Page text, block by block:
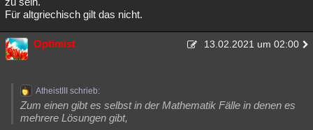
Für altgriechisch gilt das nicht.
Optimist 13.02.2021 um 02:00
AtheistIII schrieb:
Zum einen gibt es selbst in der Mathematik Fälle in denen es
mehrere Lösungen gibt,